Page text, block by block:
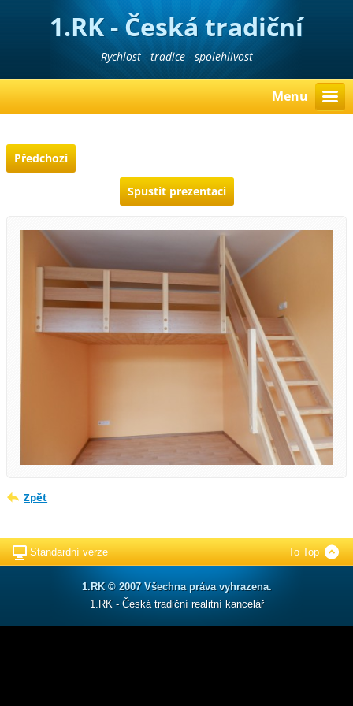
1.RK - Česká tradiční
realitní kancelář
Rychlost - tradice - spolehlivost
Menu
Předchozí
Spustit prezentaci
Zpět
Standardní verze To Top
1.RK © 2007 Všechna práva vyhrazena.
1.RK - Česká tradiční realitní kancelář